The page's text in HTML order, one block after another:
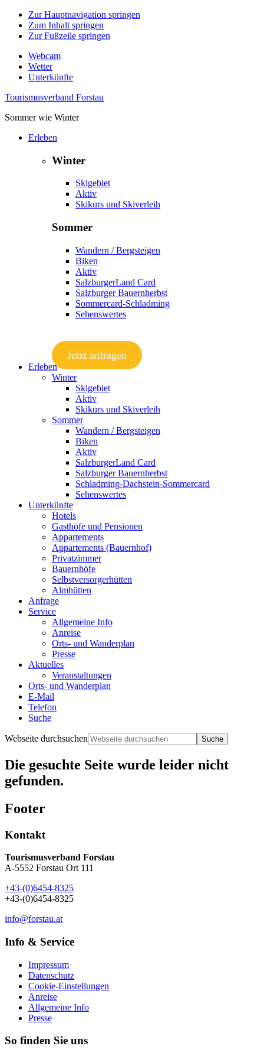
Zur Hauptnavigation springen
Zum Inhalt springen
Zur Fußzeile springen
Webcam
Wetter
Unterkünfte
Tourismusverband Forstau
Sommer wie Winter
Erleben
Winter
Skigebiet
Aktiv
Skikurs und Skiverleih
Sommer
Wandern / Bergsteigen
Biken
Aktiv
SalzburgerLand Card
Salzburger Bauernherbst
Sommercard-Schladming
Sehenswertes
Jetzt anfragen
Erleben
Winter
Skigebiet
Aktiv
Skikurs und Skiverleih
Sommer
Wandern / Bergsteigen
Biken
Aktiv
SalzburgerLand Card
Salzburger Bauernherbst
Schladming-Dachstein-Sommercard
Sehenswertes
Unterkünfte
Hotels
Gasthöfe und Pensionen
Appartements
Appartements (Bauernhof)
Privatzimmer
Bauernhöfe
Selbstversorgerhütten
Almhütten
Anfrage
Service
Allgemeine Info
Anreise
Orts- und Wanderplan
Presse
Aktuelles
Veranstaltungen
Orts- und Wanderplan
E-Mail
Telefon
Suche
Webseite durchsuchen
Die gesuchte Seite wurde leider nicht
gefunden.
Footer
Kontakt
Tourismusverband Forstau
A-5552 Forstau Ort 111
+43-(0)6454-8325
+43-(0)6454-8325
info@forstau.at
Info & Service
Impressum
Datenschutz
Cookie-Einstellungen
Anreise
Allgemeine Info
Presse
So finden Sie uns